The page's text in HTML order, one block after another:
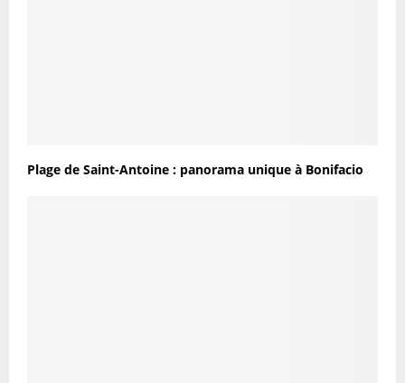
Plage de Saint-Antoine : panorama unique à Bonifacio